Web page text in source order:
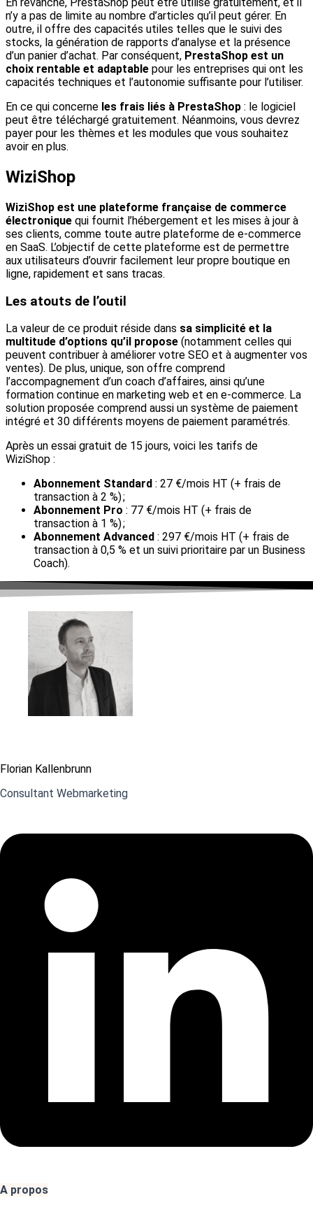
n’y a pas de limite au nombre d’articles qu’il peut gérer. En
outre, il offre des capacités utiles telles que le suivi des
stocks, la génération de rapports d’analyse et la présence
d’un panier d’achat. Par conséquent, PrestaShop est un
choix rentable et adaptable pour les entreprises qui ont les
capacités techniques et l’autonomie suffisante pour l’utiliser.
En ce qui concerne les frais liés à PrestaShop : le logiciel
peut être téléchargé gratuitement. Néanmoins, vous devrez
payer pour les thèmes et les modules que vous souhaitez
avoir en plus.
WiziShop
WiziShop est une plateforme française de commerce
électronique qui fournit l’hébergement et les mises à jour à
ses clients, comme toute autre plateforme de e-commerce
en SaaS. L’objectif de cette plateforme est de permettre
aux utilisateurs d’ouvrir facilement leur propre boutique en
ligne, rapidement et sans tracas.
Les atouts de l’outil
La valeur de ce produit réside dans sa simplicité et la
multitude d’options qu’il propose (notamment celles qui
peuvent contribuer à améliorer votre SEO et à augmenter vos
ventes). De plus, unique, son offre comprend
l’accompagnement d’un coach d’affaires, ainsi qu’une
formation continue en marketing web et en e-commerce. La
solution proposée comprend aussi un système de paiement
intégré et 30 différents moyens de paiement paramétrés.
Après un essai gratuit de 15 jours, voici les tarifs de
WiziShop :
Abonnement Standard : 27 €/mois HT (+ frais de
transaction à 2 %) ;
Abonnement Pro : 77 €/mois HT (+ frais de
transaction à 1 %) ;
Abonnement Advanced : 297 €/mois HT (+ frais de
transaction à 0,5 % et un suivi prioritaire par un Business
Coach).
Florian Kallenbrunn
Consultant Webmarketing
A propos